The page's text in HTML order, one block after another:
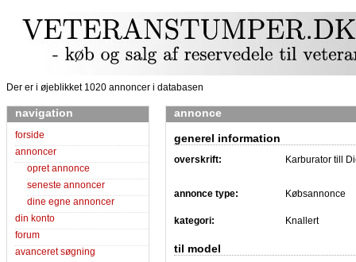
Der er i øjeblikket 1020 annoncer i databasen
navigation
forside
annoncer
opret annonce
seneste annoncer
dine egne annoncer
din konto
forum
avanceret søgning
annonce
generel information
overskrift: Karburator till
annonce type: Købsannonce
kategori: Knallert
til model